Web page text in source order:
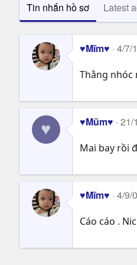
Tin nhắn hồ sơ Latest
♥Mĩm♥ 4/7/
Thằng nhóc
♥ ♥Mũm♥ 21/
Mai bay rồi
♥Mĩm♥ 4/9/
Cáo cáo .